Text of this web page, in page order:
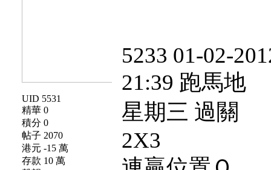
UID 5531
精華 0
積分 0
帖子 2070
港元 -15 萬
存款 10 萬
5233 01-02-
21:39 跑馬地
星期三 過關
2X3